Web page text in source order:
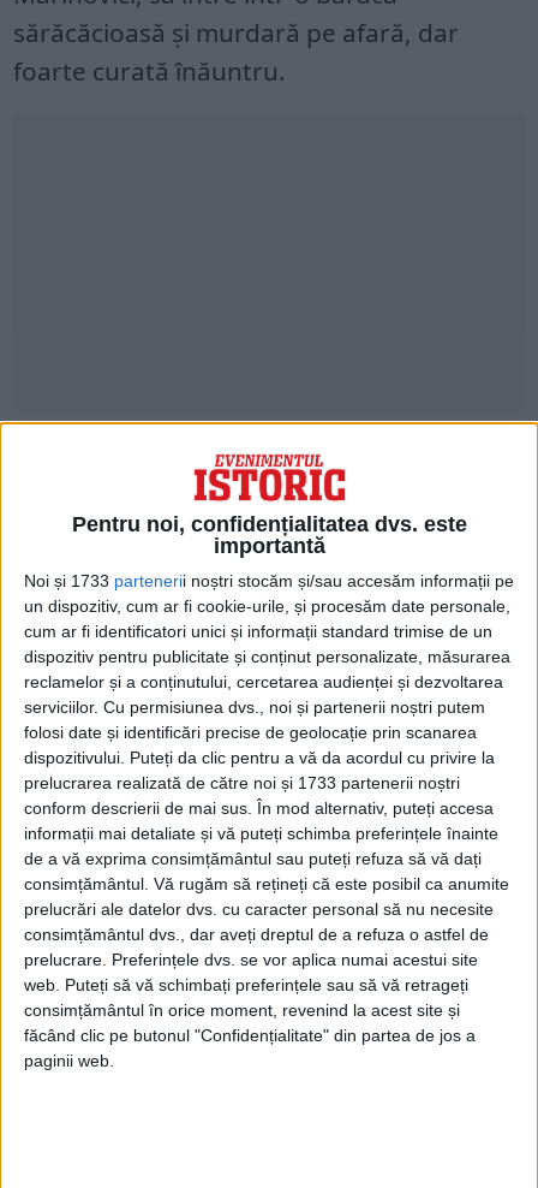
Pentru noi, confidențialitatea dvs. este
importantă
Noi și 1733 partenerii noștri stocăm și/sau accesăm informații pe
un dispozitiv, cum ar fi cookie-urile, și procesăm date personale,
cum ar fi identificatori unici și informații standard trimise de un
dispozitiv pentru publicitate și conținut personalizate, măsurarea
reclamelor și a conținutului, cercetarea audienței și dezvoltarea
serviciilor. Cu permisiunea dvs., noi și partenerii noștri putem
folosi date și identificări precise de geolocație prin scanarea
dispozitivului. Puteți da clic pentru a vă da acordul cu privire la
prelucrarea realizată de către noi și 1733 partenerii noștri
conform descrierii de mai sus. În mod alternativ, puteți accesa
informații mai detaliate și vă puteți schimba preferințele înainte
de a vă exprima consimțământul sau puteți refuza să vă dați
consimțământul. Vă rugăm să rețineți că este posibil ca anumite
prelucrări ale datelor dvs. cu caracter personal să nu necesite
consimțământul dvs., dar aveți dreptul de a refuza o astfel de
prelucrare. Preferințele dvs. se vor aplica numai acestui site
web. Puteți să vă schimbați preferințele sau să vă retrageți
consimțământul în orice moment, revenind la acest site și
făcând clic pe butonul "Confidențialitate" din partea de jos a
paginii web.
sărăcăcioasă și murdară pe afară, dar
foarte curată înăuntru.
Li se servește un dejun bogat cu apă la
gheață, fapt care îl nedumerește pe
francez în acel sat sărac.
După prânz au pornit la drum în căruțe
trase de câte patru cai. La Constanța,
printre călători vede bulgari pe jumătate
goi, ruși în blăni de oaie, munteni cu căciuli
sălbatice, sârbi cu pălării late, polonezi și
moldoveni.
Drumul spre Galați este pustiu, o stepă
imensă, lipsită de vegetație, fără o singură
locuință sau ființă omenească.
NU VEDE NICI MĂCAR O PASĂRE.
Se ivește un lac cu câțiva copaci. În mijlocul
apei se află o insulă împădurită. Pe mal